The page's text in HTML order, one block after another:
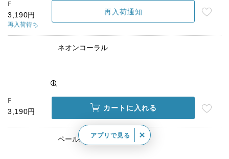
F
3,190円
再入荷待ち
再入荷通知
ネオンコーラル
F
3,190円 カートに入れる
ペールパープルアプリで見る